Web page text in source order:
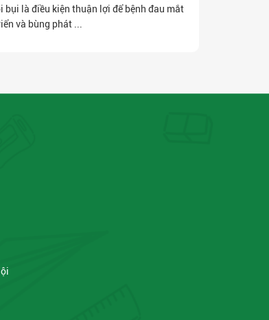
bụi là điều kiện thuận lợi để bệnh đau mắt
và bùng phát ...